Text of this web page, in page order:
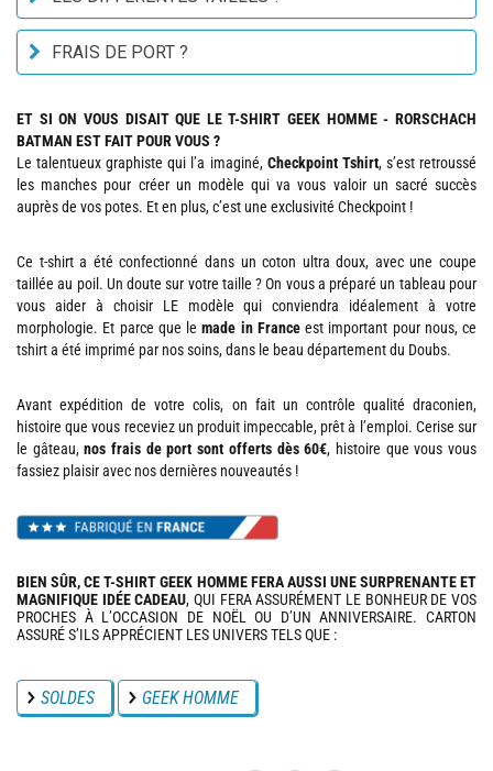
FRAIS DE PORT ?
ET SI ON VOUS DISAIT QUE LE T-SHIRT GEEK HOMME - RORSCHACH
BATMAN EST FAIT POUR VOUS ?
Le talentueux graphiste qui l’a imaginé, Checkpoint Tshirt, s’est retroussé
les manches pour créer un modèle qui va vous valoir un sacré succès
auprès de vos potes. Et en plus, c’est une exclusivité Checkpoint !
Ce t-shirt a été confectionné dans un coton ultra doux, avec une coupe
taillée au poil. Un doute sur votre taille ? On vous a préparé un tableau pour
vous aider à choisir LE modèle qui conviendra idéalement à votre
morphologie. Et parce que lemade in Franceest important pour nous, ce
tshirt a été imprimé par nos soins, dans le beau département du Doubs.
Avant expédition de votre colis, on fait un contrôle qualité draconien,
histoire que vous receviez un produit impeccable, prêt à l’emploi. Cerise sur
le gâteau,nos frais de port sont offerts dès 60€, histoire que vous vous
fassiez plaisir avec nos dernières nouveautés !
BIEN SÛR, CE T-SHIRT GEEK HOMME FERA AUSSI UNE SURPRENANTE ET
MAGNIFIQUE IDÉE CADEAU, QUI FERA ASSURÉMENT LE BONHEUR DE VOS
PROCHES À L’OCCASION DE NOËL OU D’UN ANNIVERSAIRE. CARTON
ASSURÉ S’ILS APPRÉCIENT LES UNIVERS TELS QUE :
SOLDES GEEK HOMME